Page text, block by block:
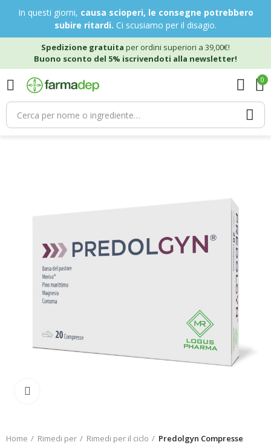
In questi giorni, causa scioperi, le consegne potrebbero
subire ritardi. Ci scusiamo per il disagio.
Spedizione gratuita per ordini superiori a 39,00€!
Buono sconto del 5% iscrivendoti alla newsletter!
0
Home Rimedi per Rimedi per il ciclo Predolgyn Compresse